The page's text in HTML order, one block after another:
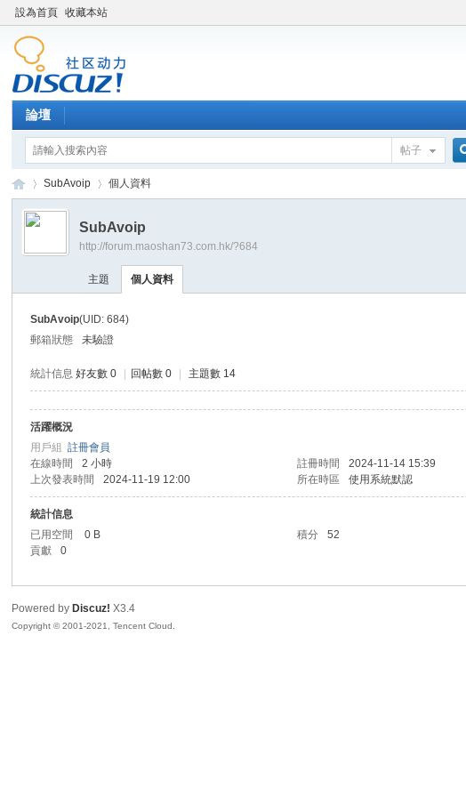
設為首頁 收藏本站
論壇
帖子
uz!
›
SubAvoip 個人資料
SubAvoip
http://forum.maoshan73.com.hk/?684
主題 個人資料
SubAvoip(UID: 684)
郵箱狀態
未驗證
統計信息 好友數 0 回帖數 0 主題數 14
活躍概況
用戶組註冊會員
在線時間
2 小時 註冊時間 2024-11-14 15:39
上次發表時間
2024-11-19 12:00 所在時區 使用系統默認
統計信息
已用空間
0 B 積分 52
貢獻
0
Powered by Discuz! X3.4
Copyright © 2001-2021, Tencent Cloud.